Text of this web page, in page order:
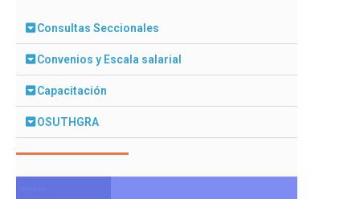
Consultas Seccionales
Convenios y Escala salarial
Capacitación
OSUTHGRA